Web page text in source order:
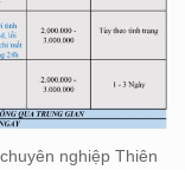
nghiệp Thiên